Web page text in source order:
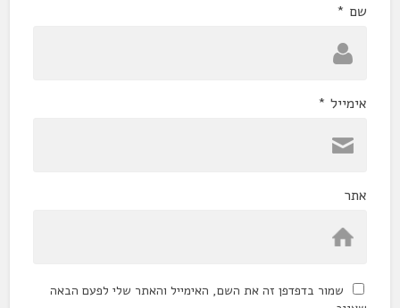
שם *
אימייל *
אתר
שמור בדפדפן זה את השם, האימייל והאתר שלי לפעם הבאה